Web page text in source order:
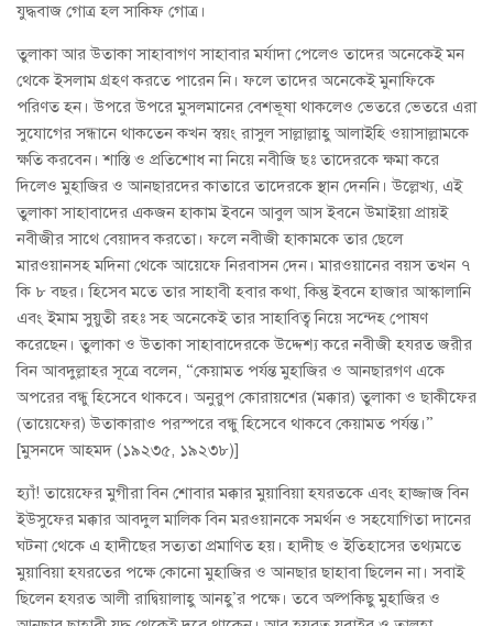
যুদ্ধবাজ গোত্র হল সাকিফ গোত্র।
তুলাকা আর উতাকা সাহাবাগণ সাহাবার মর্যাদা পেলেও তাদের অনেকেই মন
থেকে ইসলাম গ্রহণ করতে পারেন নি। ফলে তাদের অনেকেই মুনাফিকে
পরিণত হন। উপরে উপরে মুসলমানের বেশভূষা থাকলেও ভেতরে ভেতরে এরা
সুযোগের সন্ধানে থাকতেন কখন স্বয়ং রাসুল সাল্লাল্লাহু আলাইহি ওয়াসাল্লামকে
ক্ষতি করবেন। শাস্তি ও প্রতিশোধ না নিয়ে নবীজি ছঃ তাদেরকে ক্ষমা করে
দিলেও মুহাজির ও আনছারদের কাতারে তাদেরকে স্থান দেননি। উল্লেখ্য, এই
তুলাকা সাহাবাদের একজন হাকাম ইবনে আবুল আস ইবনে উমাইয়া প্রায়ই
নবীজীর সাথে বেয়াদব করতো। ফলে নবীজী হাকামকে তার ছেলে
মারওয়ানসহ মদিনা থেকে আয়েফে নিরবাসন দেন। মারওয়ানের বয়স তখন ৭
কি ৮ বছর। হিসেব মতে তার সাহাবী হবার কথা, কিন্তু ইবনে হাজার আস্কালানি
এবং ইমাম সুয়ুতী রহঃ সহ অনেকেই তার সাহাবিত্ব নিয়ে সন্দেহ পোষণ
করেছেন। তুলাকা ও উতাকা সাহাবাদেরকে উদ্দেশ্য করে নবীজী হযরত জরীর
বিন আবদুল্লাহর সূত্রে বলেন, “কেয়ামত পর্যন্ত মুহাজির ও আনছারগণ একে
অপরের বন্ধু হিসেবে থাকবে। অনুরুপ কোরায়শের (মক্কার) তুলাকা ও ছাকীফের
(তায়েফের) উতাকারাও পরস্পরে বন্ধু হিসেবে থাকবে কেয়ামত পর্যন্ত।”
[মুসনদে আহমদ (১৯২৩৫, ১৯২৩৮)]
হ্যাঁ! তায়েফের মুগীরা বিন শোবার মক্কার মুয়াবিয়া হযরতকে এবং হাজ্জাজ বিন
ইউসুফের মক্কার আবদুল মালিক বিন মরওয়ানকে সমর্থন ও সহযোগিতা দানের
ঘটনা থেকে এ হাদীছের সত্যতা প্রমাণিত হয়। হাদীছ ও ইতিহাসের তথ্যমতে
মুয়াবিয়া হযরতের পক্ষে কোনো মুহাজির ও আনছার ছাহাবা ছিলেন না। সবাই
ছিলেন হযরত আলী রাদ্বিয়ালাহু আনহু’র পক্ষে। তবে অল্পকিছু মুহাজির ও